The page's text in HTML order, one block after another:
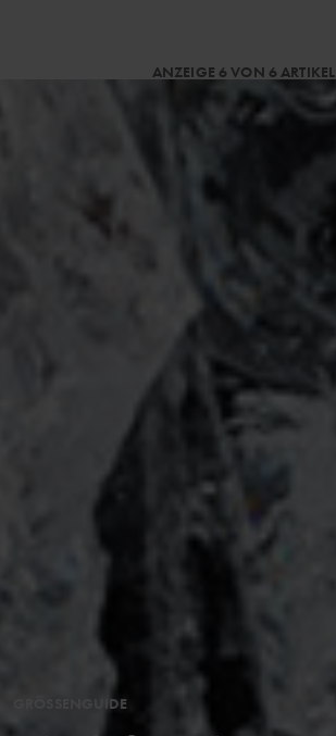
ANZEIGE 6 VON 6 ARTIKEL
GRÖSSENGUIDE